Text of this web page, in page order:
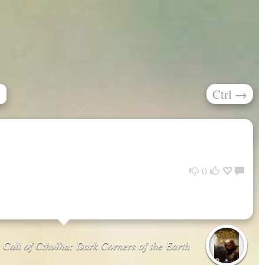
Ctrl →
0
Call of Cthulhu: Dark Corners of the Earth